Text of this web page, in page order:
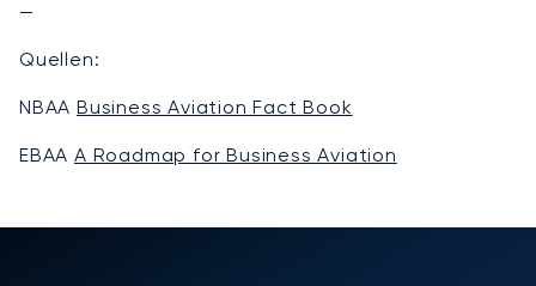
—
Quellen:
NBAA Business Aviation Fact Book
EBAA A Roadmap for Business Aviation